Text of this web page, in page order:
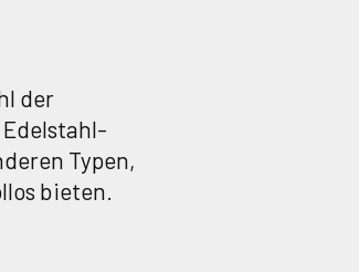
der
Typen,
bieten.